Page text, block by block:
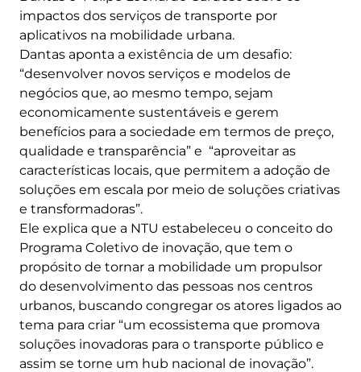
impactos dos serviços de transporte por
aplicativos na mobilidade urbana.
Dantas aponta a existência de um desafio:
“desenvolver novos serviços e modelos de
negócios que, ao mesmo tempo, sejam
economicamente sustentáveis e gerem
benefícios para a sociedade em termos de preço,
qualidade e transparência” e “aproveitar as
características locais, que permitem a adoção de
soluções em escala por meio de soluções criativas
e transformadoras”.
Ele explica que a NTU estabeleceu o conceito do
Programa Coletivo de inovação, que tem o
propósito de tornar a mobilidade um propulsor
do desenvolvimento das pessoas nos centros
urbanos, buscando congregar os atores ligados ao
tema para criar “um ecossistema que promova
soluções inovadoras para o transporte público e
assim se torne um hub nacional de inovação”.